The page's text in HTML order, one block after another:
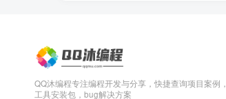
QQ沐编程专注编程开发与分享，快捷查询项目案例，
工具安装包，bug解决方案